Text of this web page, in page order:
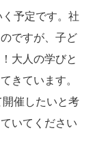
予定です。社
ですが、子ど
大人の学びと
きています。
催したいと考
いてください